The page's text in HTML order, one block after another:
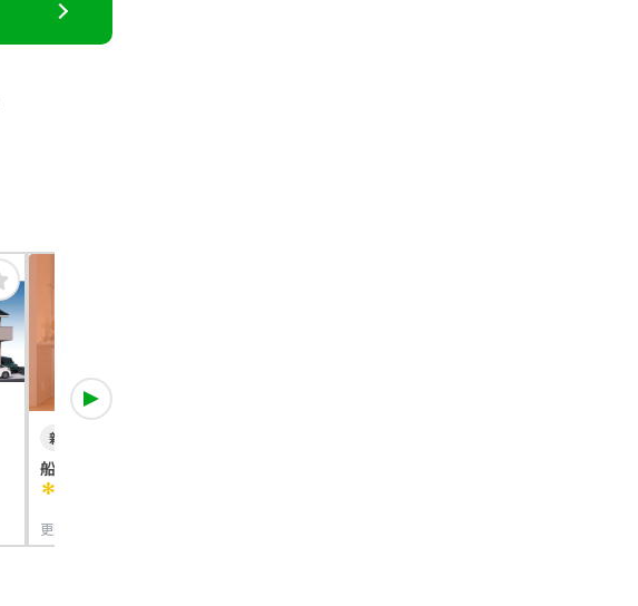
新築一戸建て
船橋市＊＊＊＊
****
更新日：